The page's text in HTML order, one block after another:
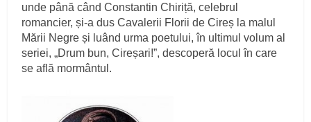
unde până când Constantin Chiriță, celebrul
romancier, și-a dus Cavalerii Florii de Cireș la malul
Mării Negre și luând urma poetului, în ultimul volum al
seriei, „Drum bun, Cireșari!”, descoperă locul în care
se află mormântul.